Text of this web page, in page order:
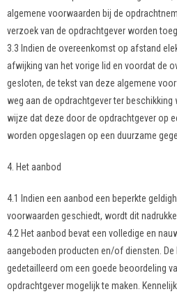
algemene voorwaarden bij de
verzoek van de opdrachtgever worden
3.3 Indien de overeenkomst op afstand
afwijking van het vorige lid en voordat de
gesloten, de tekst van deze algemene
weg aan de opdrachtgever ter
wijze dat deze door de opdrachtgever op
worden opgeslagen op een duurzame
4. Het aanbod
4.1 Indien een aanbod een beperkte
voorwaarden geschiedt, wordt dit
4.2 Het aanbod bevat een volledige en
aangeboden producten en/of diensten.
gedetailleerd om een goede beoordeling
opdrachtgever mogelijk te maken.